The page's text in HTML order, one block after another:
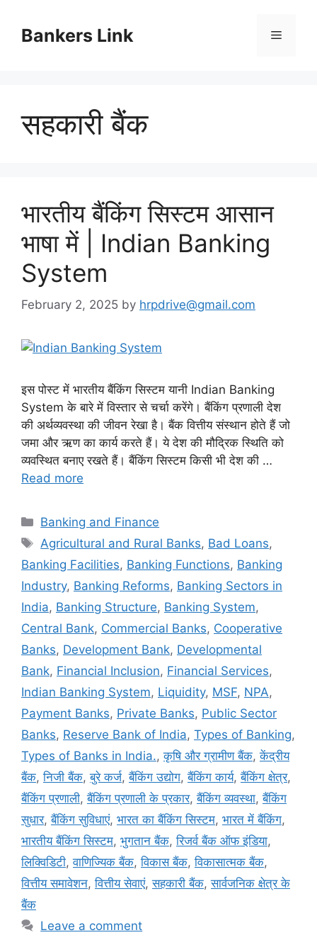
contentBankers Link Menu
सहकारी बैंक
भारतीय बैंकिंग सिस्टम आसान
भाषा में | Indian Banking
System
February 2, 2025 by hrpdrive@gmail.com
इस पोस्ट में भारतीय बैंकिंग सिस्टम यानी Indian Banking
System के बारे में विस्तार से चर्चा करेंगे। बैंकिंग प्रणाली देश
की अर्थव्यवस्था की जीवन रेखा है। बैंक वित्तीय संस्थान होते हैं जो
जमा और ऋण का कार्य करते हैं। ये देश की मौद्रिक स्थिति को
व्यवस्थित बनाए रखते हैं। बैंकिंग सिस्टम किसी भी देश की …
Read more
Categories
Banking and Finance
Tags
Agricultural and Rural Banks, Bad Loans,
Banking Facilities, Banking Functions, Banking
Industry, Banking Reforms, Banking Sectors in
India, Banking Structure, Banking System,
Central Bank, Commercial Banks, Cooperative
Banks, Development Bank, Developmental
Bank, Financial Inclusion, Financial Services,
Indian Banking System, Liquidity, MSF, NPA,
Payment Banks, Private Banks, Public Sector
Banks, Reserve Bank of India, Types of Banking,
Types of Banks in India.,कृषि और ग्रामीण बैंक,केंद्रीय
बैंक,निजी बैंक,बुरे कर्ज,बैंकिंग उद्योग,बैंकिंग कार्य,बैंकिंग क्षेत्र,
बैंकिंग प्रणाली,बैंकिंग प्रणाली के प्रकार,बैंकिंग व्यवस्था,बैंकिंग
सुधार,बैंकिंग सुविधाएं, भारत का बैंकिंग सिस्टम, भारत में बैंकिंग,
भारतीय बैंकिंग सिस्टम, भुगतान बैंक,रिजर्व बैंक ऑफ इंडिया,
लिक्विडिटी,वाणिज्यिक बैंक,विकास बैंक,विकासात्मक बैंक,
वित्तीय समावेशन,वित्तीय सेवाएं,सहकारी बैंक,सार्वजनिक क्षेत्र के
बैंक
Leave a comment